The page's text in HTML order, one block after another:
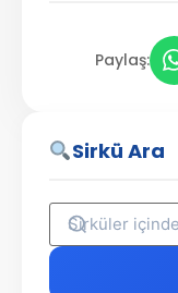
Paylaş:
Sirkü Ara